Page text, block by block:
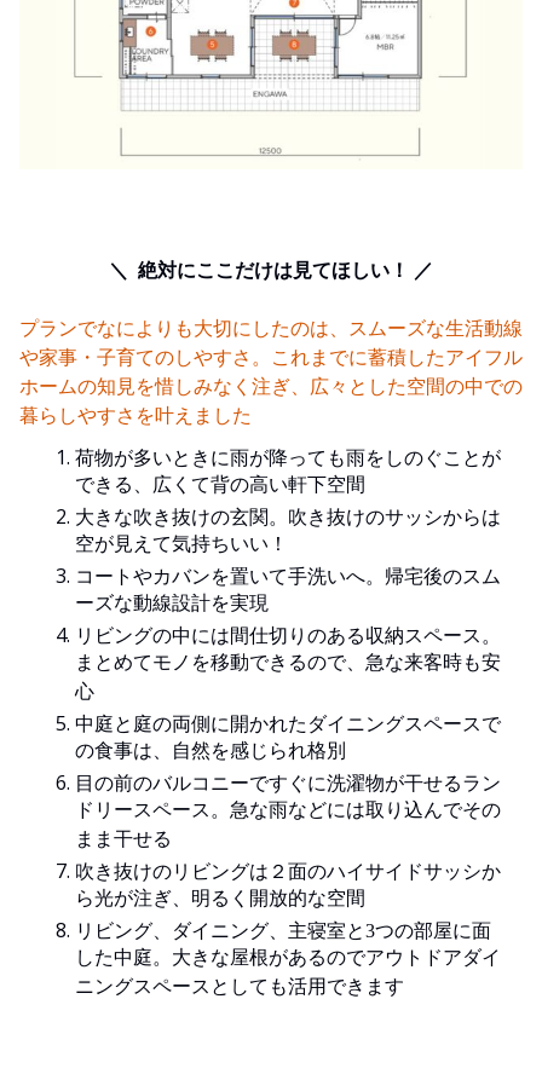
＼ 絶対にここだけは見てほしい！ ／
プランでなによりも大切にしたのは、スムーズな生活動線
や家事・子育てのしやすさ。これまでに蓄積したアイフル
ホームの知見を惜しみなく注ぎ、広々とした空間の中での
暮らしやすさを叶えました
荷物が多いときに雨が降っても雨をしのぐことが
できる、広くて背の高い軒下空間
大きな吹き抜けの玄関。吹き抜けのサッシからは
空が見えて気持ちいい！
コートやカバンを置いて手洗いへ。帰宅後のスム
ーズな動線設計を実現
リビングの中には間仕切りのある収納スペース。
まとめてモノを移動できるので、急な来客時も安
心
中庭と庭の両側に開かれたダイニングスペースで
の食事は、自然を感じられ格別
目の前のバルコニーですぐに洗濯物が干せるラン
ドリースペース。急な雨などには取り込んでその
まま干せる
吹き抜けのリビングは２面のハイサイドサッシか
ら光が注ぎ、明るく開放的な空間
リビング、ダイニング、主寝室と3つの部屋に面
した中庭。大きな屋根があるのでアウトドアダイ
ニングスペースとしても活用できます